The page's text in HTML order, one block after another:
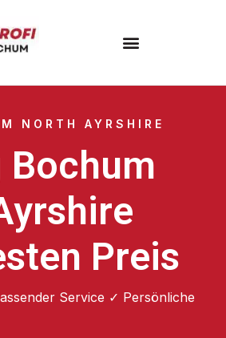
NORTH AYRSHIRE
Bochum
Preis
Service ✓ Persönliche